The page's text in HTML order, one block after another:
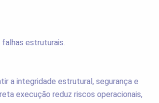
estruturais.
a integridade estrutural, segurança e
execução reduz riscos operacionais,